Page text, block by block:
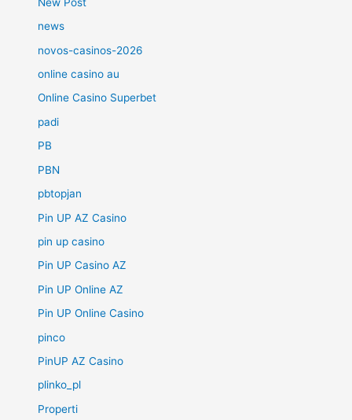
news
novos-casinos-2026
online casino au
Online Casino Superbet
padi
PB
PBN
pbtopjan
Pin UP AZ Casino
pin up casino
Pin UP Casino AZ
Pin UP Online AZ
Pin UP Online Casino
pinco
PinUP AZ Casino
plinko_pl
Properti